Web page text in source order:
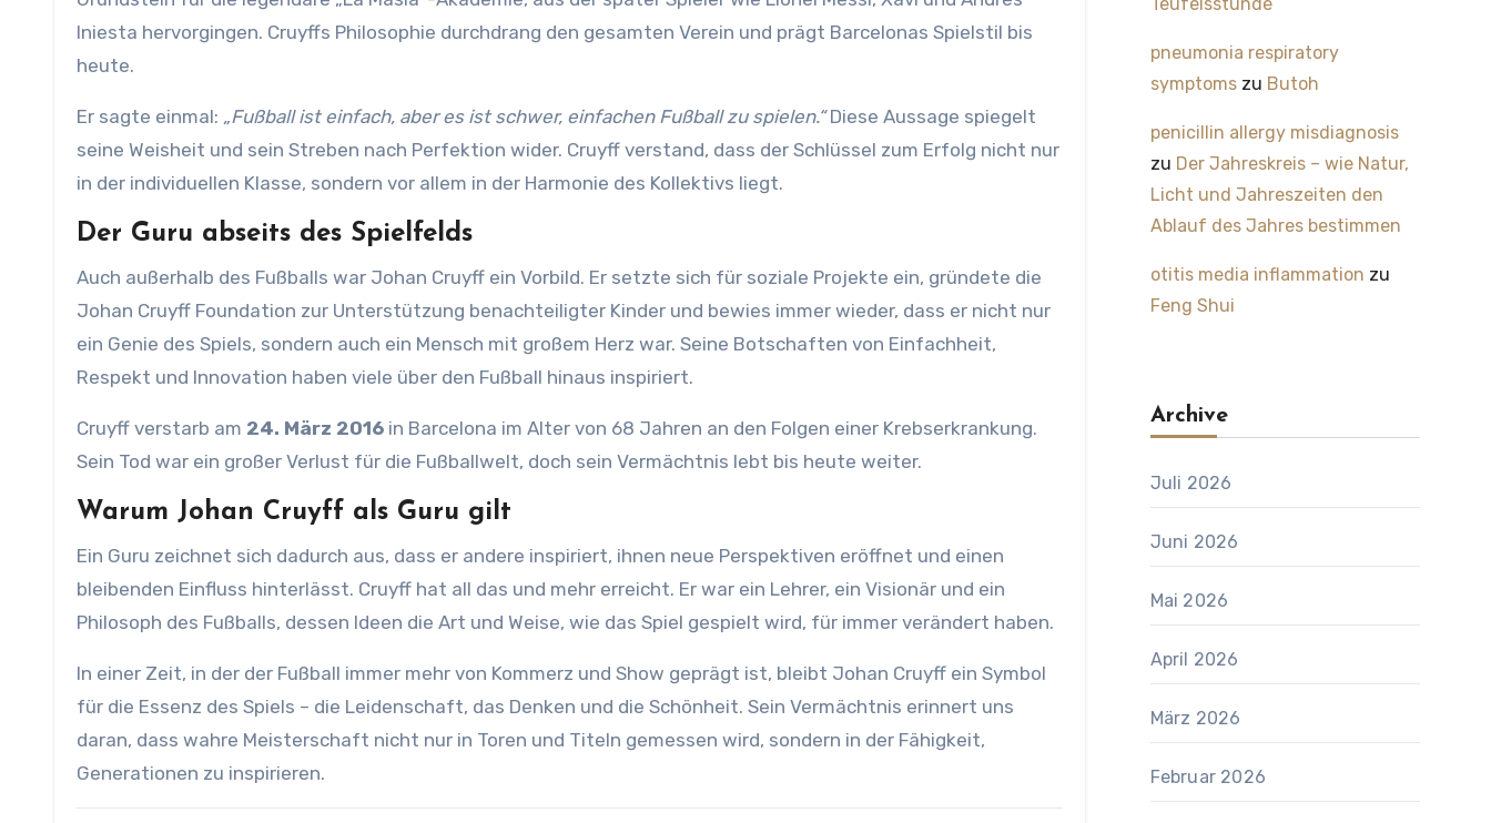
Iniesta hervorgingen. Cruyffs Philosophie durchdrang den gesamten Verein und prägt Barcelonas Spielstil bis
heute.
Er sagte einmal: „Fußball ist einfach, aber es ist schwer, einfachen Fußball zu spielen.“Diese Aussage spiegelt
seine Weisheit und sein Streben nach Perfektion wider. Cruyff verstand, dass der Schlüssel zum Erfolg nicht nur
in der individuellen Klasse, sondern vor allem in der Harmonie des Kollektivs liegt.
Der Guru abseits des Spielfelds
Auch außerhalb des Fußballs war Johan Cruyff ein Vorbild. Er setzte sich für soziale Projekte ein, gründete die
Johan Cruyff Foundation zur Unterstützung benachteiligter Kinder und bewies immer wieder, dass er nicht nur
ein Genie des Spiels, sondern auch ein Mensch mit großem Herz war. Seine Botschaften von Einfachheit,
Respekt und Innovation haben viele über den Fußball hinaus inspiriert.
Cruyff verstarb am 24. März 2016 in Barcelona im Alter von 68 Jahren an den Folgen einer Krebserkrankung.
Sein Tod war ein großer Verlust für die Fußballwelt, doch sein Vermächtnis lebt bis heute weiter.
Warum Johan Cruyff als Guru gilt
Ein Guru zeichnet sich dadurch aus, dass er andere inspiriert, ihnen neue Perspektiven eröffnet und einen
bleibenden Einfluss hinterlässt. Cruyff hat all das und mehr erreicht. Er war ein Lehrer, ein Visionär und ein
Philosoph des Fußballs, dessen Ideen die Art und Weise, wie das Spiel gespielt wird, für immer verändert haben.
In einer Zeit, in der der Fußball immer mehr von Kommerz und Show geprägt ist, bleibt Johan Cruyff ein Symbol
für die Essenz des Spiels – die Leidenschaft, das Denken und die Schönheit. Sein Vermächtnis erinnert uns
daran, dass wahre Meisterschaft nicht nur in Toren und Titeln gemessen wird, sondern in der Fähigkeit,
Generationen zu inspirieren.
pneumonia respiratory
symptomszu Butoh
penicillin allergy misdiagnosis
zu Der Jahreskreis – wie Natur,
Licht und Jahreszeiten den
Ablauf des Jahres bestimmen
otitis media inflammation zu
Feng Shui
Archive
Juli 2026
Juni 2026
Mai 2026
April 2026
März 2026
Februar 2026